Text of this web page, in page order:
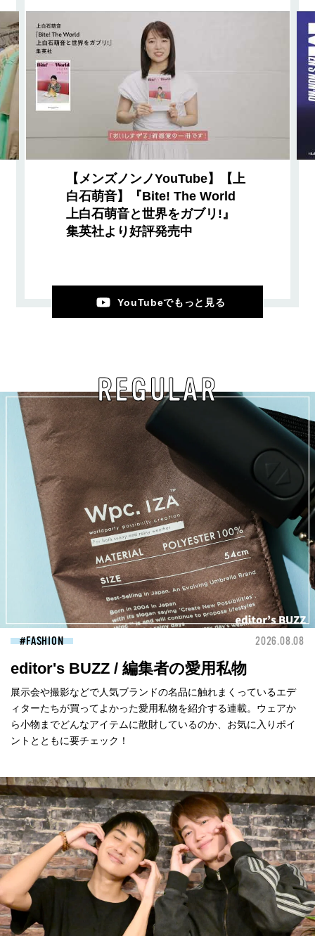
【メンズノンノYouTube】【上
白石萌音】『Bite! The World
上白石萌音と世界をガブリ!』
集英社より好評発売中
YouTubeでもっと見る
REGULAR
FASHION 2026.08.08
editor's BUZZ / 編集者の愛用私物
展示会や撮影などで人気ブランドの名品に触れまくっているエデ
ィターたちが買ってよかった愛用私物を紹介する連載。ウェアか
ら小物までどんなアイテムに散財しているのか、お気に入りポイ
ントとともに要チェック！